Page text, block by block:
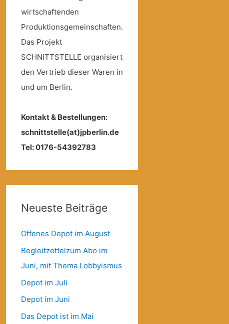
wirtschaftenden
Produktionsgemeinschaften.
Das Projekt
SCHNITTSTELLE organisiert
den Vertrieb dieser Waren in
und um Berlin.
Kontakt & Bestellungen:
schnittstelle(at)jpberlin.de
Tel: 0176-54392783
Neueste Beiträge
Offenes Depot im August
Begleitzettelzum Abo im
Juni, mit Thema Lobbyismus
Depot im Juli
Depot im Juni
Das Depot ist im Mai